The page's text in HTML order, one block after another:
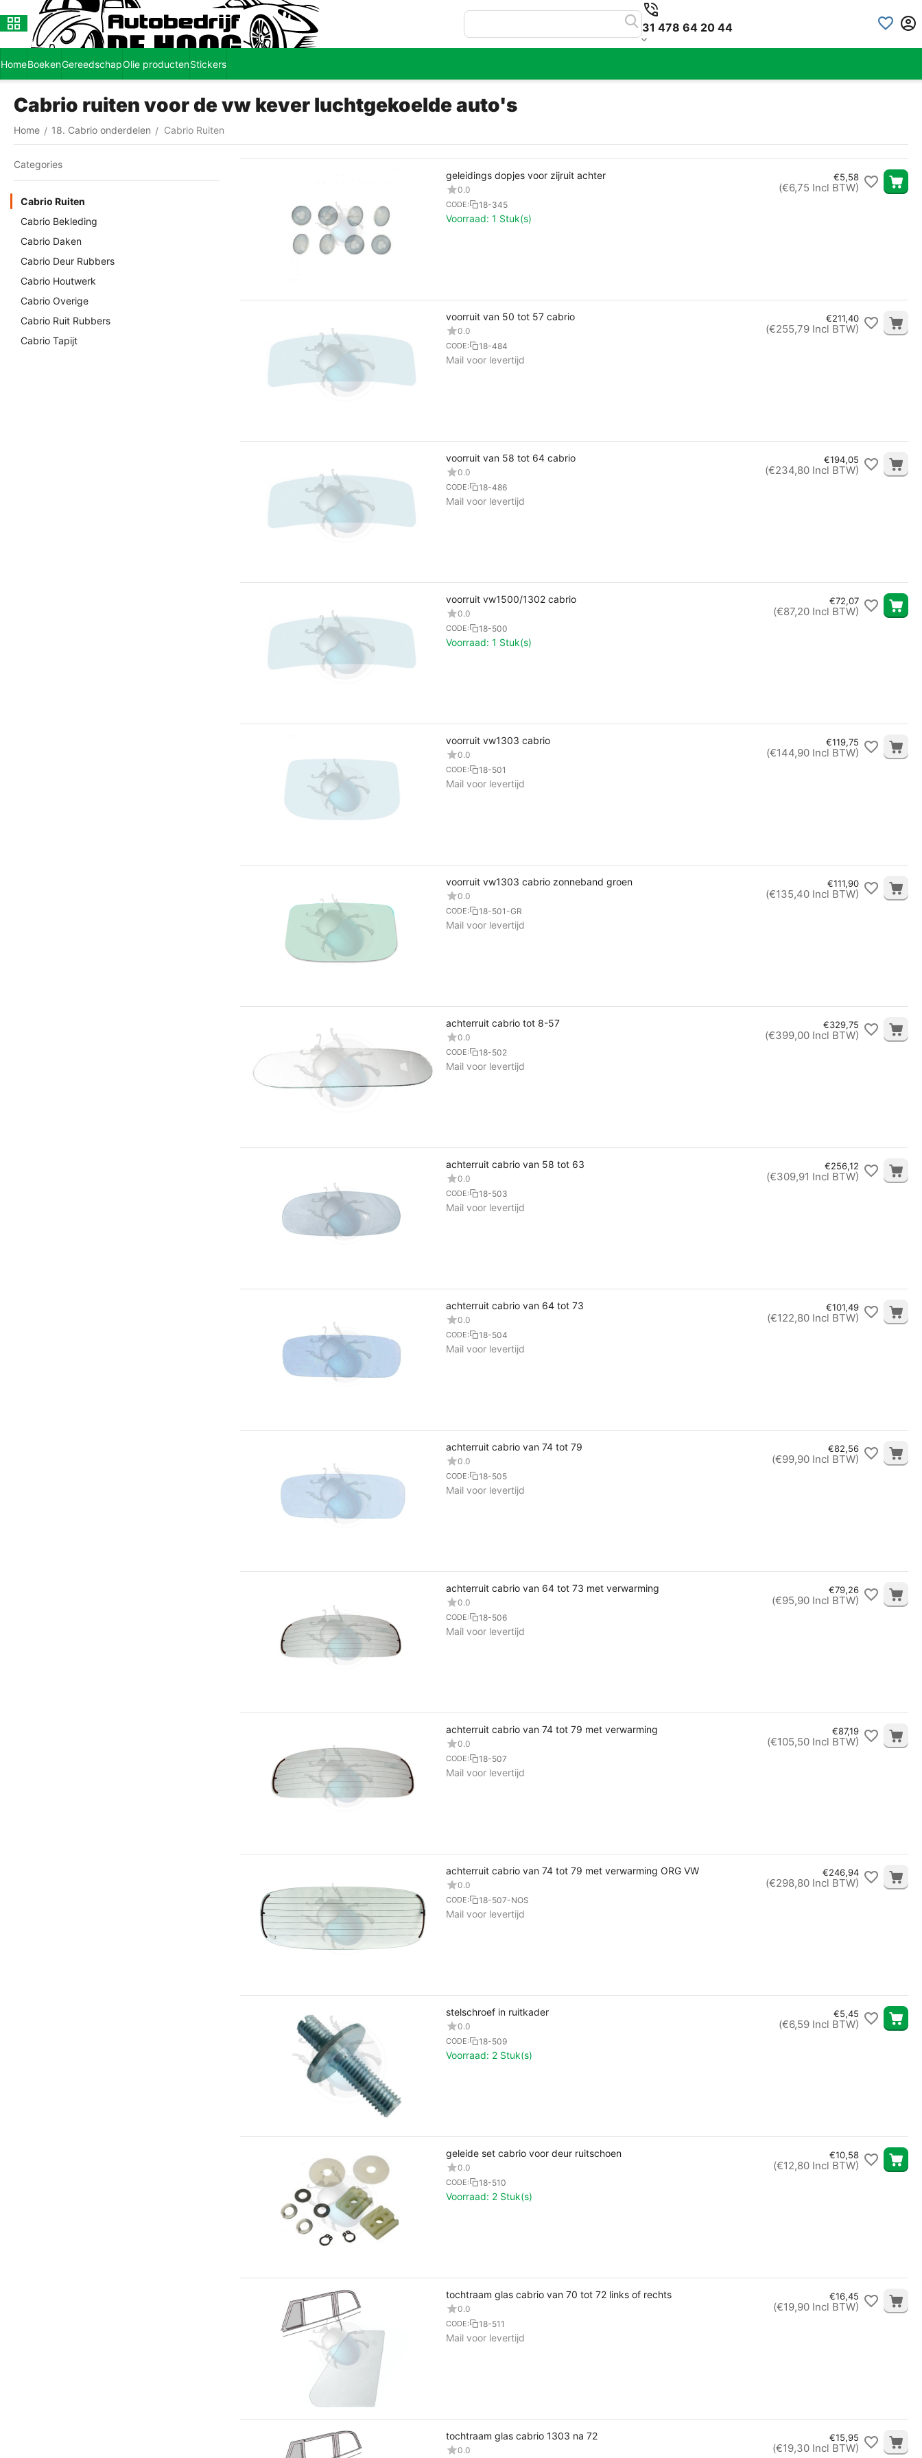
31 478 64 20 44
HomeBoekenGereedschapOlie productenStickers
Cabrio ruiten voor de vw kever luchtgekoelde auto's
Home / 18. Cabrio onderdelen / Cabrio Ruiten
geleidings dopjes voor zijruit achter
0.0
CODE: 18-345
Voorraad: 1 Stuk(s)
€5,58
(€6,75 Incl BTW)
voorruit van 50 tot 57 cabrio
0.0
CODE: 18-484
Mail voor levertijd
€211,40
(€255,79 Incl BTW)
voorruit van 58 tot 64 cabrio
0.0
CODE: 18-486
Mail voor levertijd
€194,05
(€234,80 Incl BTW)
voorruit vw1500/1302 cabrio
0.0
CODE: 18-500
Voorraad: 1 Stuk(s)
€72,07
(€87,20 Incl BTW)
voorruit vw1303 cabrio
0.0
CODE: 18-501
Mail voor levertijd
€119,75
(€144,90 Incl BTW)
voorruit vw1303 cabrio zonneband groen
0.0
CODE: 18-501-GR
Mail voor levertijd
€111,90
(€135,40 Incl BTW)
achterruit cabrio tot 8-57
0.0
CODE: 18-502
Mail voor levertijd
€329,75
(€399,00 Incl BTW)
achterruit cabrio van 58 tot 63
0.0
CODE: 18-503
Mail voor levertijd
€256,12
(€309,91 Incl BTW)
achterruit cabrio van 64 tot 73
0.0
CODE: 18-504
Mail voor levertijd
€101,49
(€122,80 Incl BTW)
achterruit cabrio van 74 tot 79
0.0
CODE: 18-505
Mail voor levertijd
€82,56
(€99,90 Incl BTW)
achterruit cabrio van 64 tot 73 met verwarming
0.0
CODE: 18-506
Mail voor levertijd
€79,26
(€95,90 Incl BTW)
achterruit cabrio van 74 tot 79 met verwarming
0.0
CODE: 18-507
Mail voor levertijd
€87,19
(€105,50 Incl BTW)
achterruit cabrio van 74 tot 79 met verwarming ORG VW
0.0
CODE: 18-507-NOS
Mail voor levertijd
€246,94
(€298,80 Incl BTW)
stelschroef in ruitkader
0.0
CODE: 18-509
Voorraad: 2 Stuk(s)
€5,45
(€6,59 Incl BTW)
geleide set cabrio voor deur ruitschoen
0.0
CODE: 18-510
Voorraad: 2 Stuk(s)
€10,58
(€12,80 Incl BTW)
tochtraam glas cabrio van 70 tot 72 links of rechts
0.0
CODE: 18-511
Mail voor levertijd
€16,45
(€19,90 Incl BTW)
tochtraam glas cabrio 1303 na 72
0.0
€15,95
(€19,30 Incl BTW)
Сategories
Cabrio Ruiten
Cabrio Bekleding
Cabrio Daken
Cabrio Deur Rubbers
Cabrio Houtwerk
Cabrio Overige
Cabrio Ruit Rubbers
Cabrio Tapijt